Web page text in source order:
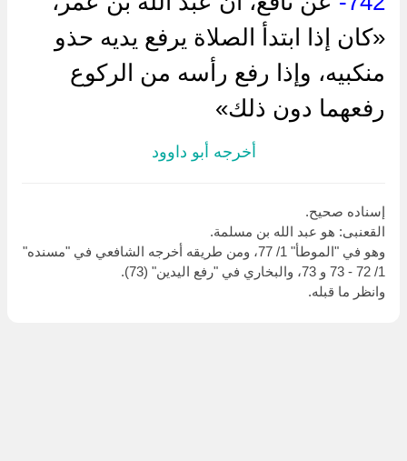
«كان إذا ابتدأ الصلاة يرفع يديه حذو
منكبيه، وإذا رفع رأسه من الركوع
رفعهما دون ذلك»
أخرجه أبو داوود
إسناده صحيح.
القعنبى: هو عبد الله بن مسلمة.
وهو في "الموطأ" 1/ 77، ومن طريقه أخرجه الشافعي في "مسنده"
1/ 72 - 73 و 73، والبخاري في "رفع اليدين" (73).
وانظر ما قبله.